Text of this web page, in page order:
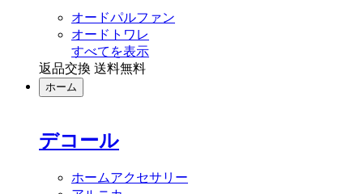
オードパルファン
オードトワレ
すべてを表示
返品交換 送料無料
ホーム
デコール
ホームアクセサリー